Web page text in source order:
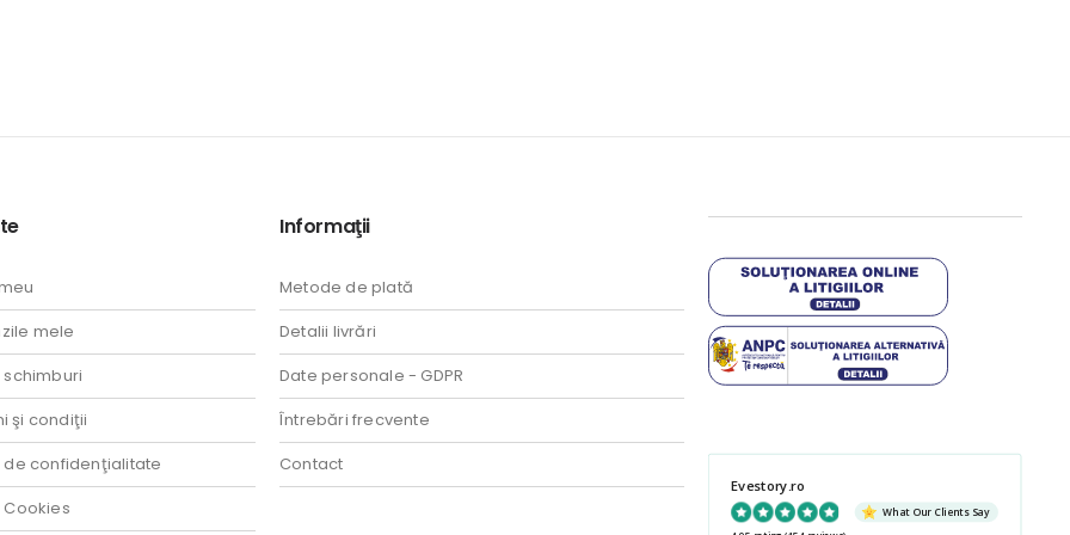
mele
schimburi
şi condiţii
de confidenţialitate
Cookies
Informaţii
Metode de plată
Detalii livrări
Date personale - GDPR
Întrebări frecvente
Contact
Evestory.ro
What Our Clients Say